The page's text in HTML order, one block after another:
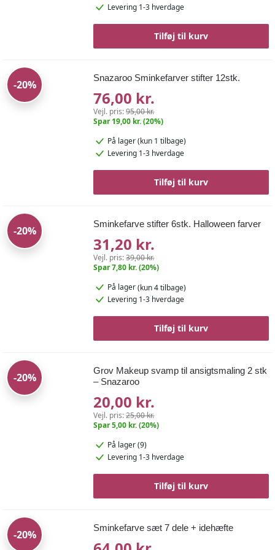
Levering 1-3 hverdage
Tilføj til kurv
-20%
Snazaroo Sminkefarver stifter 12stk.
76,00 kr.
Vejl. pris:95,00 kr.
Spar 19,00 kr. (20%)
På lager(kun 1 tilbage)
Levering 1-3 hverdage
Tilføj til kurv
-20%
Sminkefarve stifter 6stk. Halloween farver
31,20 kr.
Vejl. pris:39,00 kr.
Spar 7,80 kr. (20%)
På lager(kun 4 tilbage)
Levering 1-3 hverdage
Tilføj til kurv
-20%
Grov Makeup svamp til ansigtsmaling 2 stk
– Snazaroo
20,00 kr.
Vejl. pris:25,00 kr.
Spar 5,00 kr. (20%)
På lager (9)
Levering 1-3 hverdage
Tilføj til kurv
-20%
Sminkefarve sæt 7 dele + idehæfte